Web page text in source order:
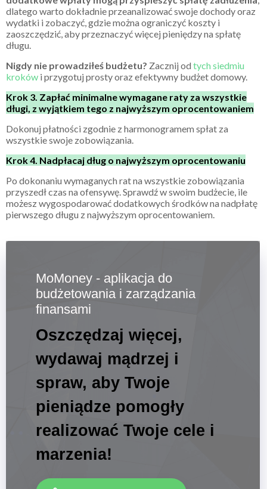
dlatego warto dokładnie przeanalizować swoje dochody oraz
wydatki i zobaczyć, gdzie można ograniczyć koszty i
zaoszczędzić, aby przeznaczyć więcej pieniędzy na spłatę
długu.
Nigdy nie prowadziłeś budżetu? Zacznij od tych siedmiu
kroków i przygotuj prosty oraz efektywny budżet domowy.
Krok 3. Zapłać minimalne wymagane raty za wszystkie
długi, z wyjątkiem tego z najwyższym oprocentowaniem
Dokonuj płatności zgodnie z harmonogramem spłat za
wszystkie swoje zobowiązania.
Krok 4. Nadpłacaj dług o najwyższym oprocentowaniu
Po dokonaniu wymaganych rat na wszystkie zobowiązania
przyszedł czas na ofensywę. Sprawdź w swoim budżecie, ile
możesz wygospodarować dodatkowych środków na nadpłatę
pierwszego długu z najwyższym oprocentowaniem.
MoMoney - aplikacja do
budżetowania i zarządzania
finansami
Oszczędzaj więcej,
wydawaj mądrzej i
spraw, aby Twoje
pieniądze pomogły
realizować Twoje cele i
marzenia!